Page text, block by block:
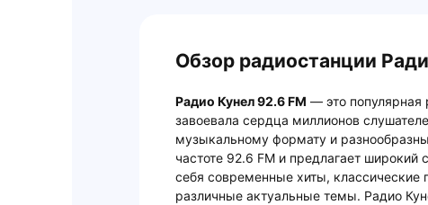
Обзор радиостанции
Радио Кунел 92.6 FM — это популярная
завоевала сердца миллионов
музыкальному формату и
частоте 92.6 FM и предлагает широкий
себя современные хиты, классические
различные актуальные темы. Радио